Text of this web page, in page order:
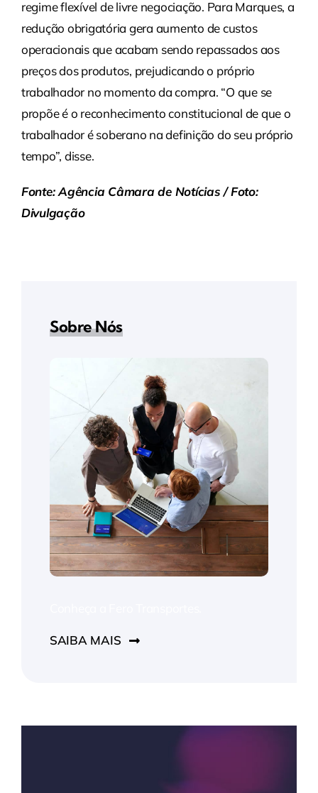
regime flexível de livre negociação. Para Marques, a
redução obrigatória gera aumento de custos
operacionais que acabam sendo repassados aos
preços dos produtos, prejudicando o próprio
trabalhador no momento da compra. “O que se
propõe é o reconhecimento constitucional de que o
trabalhador é soberano na definição do seu próprio
tempo”, disse.
Fonte: Agência Câmara de Notícias / Foto:
Divulgação
Sobre Nós
SAIBA MAIS